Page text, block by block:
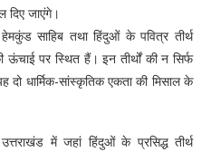
दिए जाएंगे।
साहिब तथा हिंदुओं के पवित्र तीर्थ
पर स्थित हैं। इन तीर्थों की न सिर्फ
दो धार्मिक-सांस्कृतिक एकता की मिसाल के
में जहां हिंदुओं के प्रसिद्ध तीर्थ